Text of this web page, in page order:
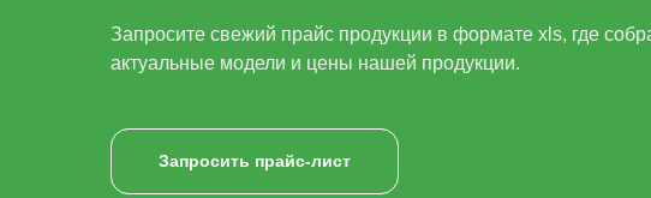
Запросите свежий прайс продукции в формате xls, где
актуальные модели и цены нашей продукции.
Запросить прайс-лист